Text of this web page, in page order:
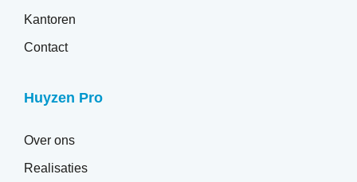
Kantoren
Contact
Huyzen Pro
Over ons
Realisaties